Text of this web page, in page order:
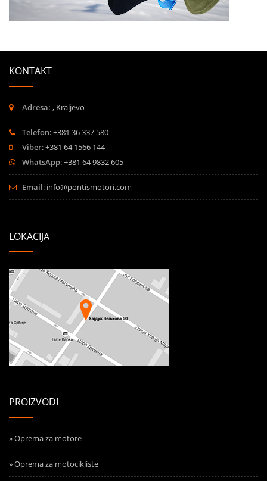
KONTAKT
Adresa: , Kraljevo
Telefon: +381 36 337 580
Viber: +381 64 1566 144
WhatsApp: +381 64 9832 605
Email: info@pontismotori.com
LOKACIJA
PROIZVODI
» Oprema za motore
» Oprema za motocikliste